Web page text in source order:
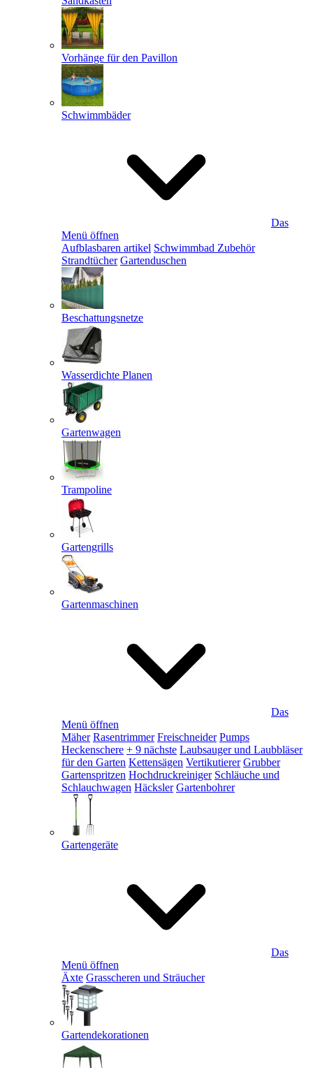
Vorhänge für den Pavillon
Schwimmbäder
Das
Menü öffnen
Aufblasbaren artikel Schwimmbad Zubehör
Strandtücher Gartenduschen
Beschattungsnetze
Wasserdichte Planen
Gartenwagen
Trampoline
Gartengrills
Gartenmaschinen
Das
Menü öffnen
Mäher Rasentrimmer Freischneider Pumps
Heckenschere + 9 nächste Laubsauger und Laubbläser
für den Garten Kettensägen Vertikutierer Grubber
Gartenspritzen Hochdruckreiniger Schläuche und
Schlauchwagen Häcksler Gartenbohrer
Gartengeräte
Das
Menü öffnen
Äxte Grasscheren und Sträucher
Gartendekorationen